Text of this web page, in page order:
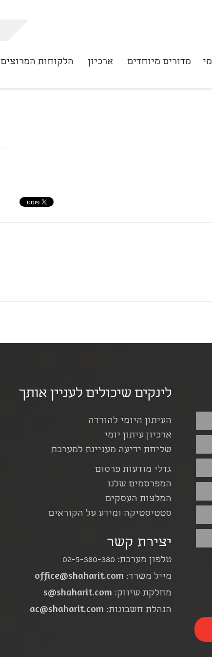
מדורים מיוחדים ארכיון הלקוחות המרוצים
לינקים שיכולים לעניין אותך
העיתון היומי להורדה
ארכיון עיתון יומי
שליחת ידיעה מעניינת למערכת
גדלי מודעות פרסום
המפרסמים שלנו
המלצות העסקים
סטטיסטיקה ומידע על הקוראים
יצירת קשר
טלפון מערכת: 02-5-380-380
מייל משרד: office@shaharit.com
מחלקת שיווק: s@shaharit.com
הנהלת חשבונות: ac@shaharit.com